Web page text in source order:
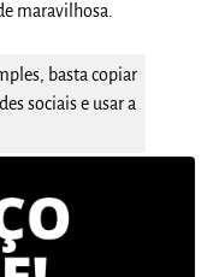
maravilhosa.
basta copiar
sociais e usar a